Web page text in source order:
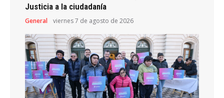
Justicia a la ciudadanía
General viernes 7 de agosto de 2026